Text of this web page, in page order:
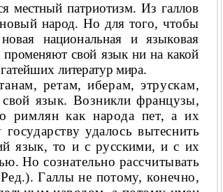
местный патриотизм. Из галлов
новыйнарод. Но для того, чтобы
национальная и языковая
свой язык ни на какой
литератур мира.
ретам, иберам, этрускам,
язык. Возникли французы,
римлян как народа пет, а их
удалось вытеснить
язык, то и с русскими, и с их
Носознательно рассчитывать
Галлы не пото­му, конечно,